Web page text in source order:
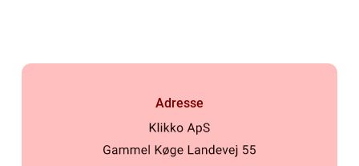
Adresse